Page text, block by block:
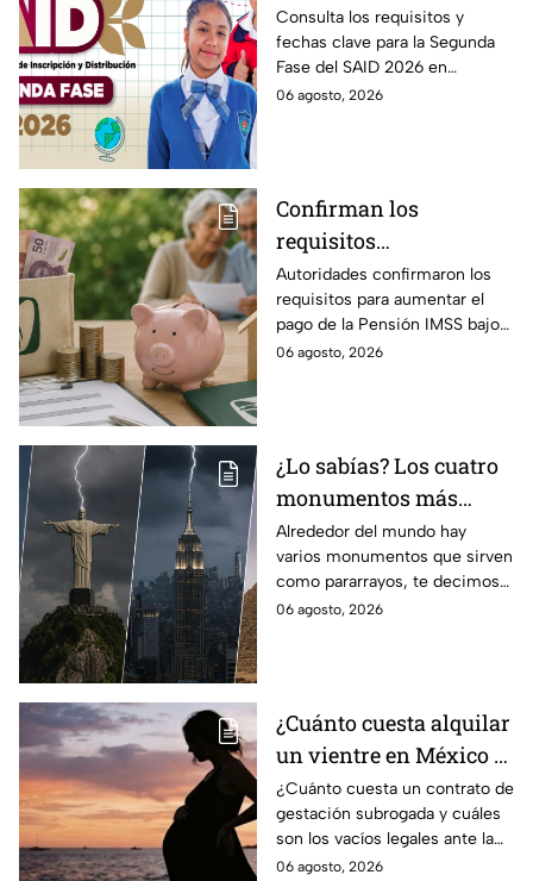
Edomex para grados
intermedios: Fechas
clave y requisitos para
cambios de escuela
Consulta los requisitos y
fechas clave para la Segunda
Fase del SAID 2026 en
Edomex y asegura el traslado
06 agosto, 2026
Confirman los
requisitos
indispensables para
incrementar el pago de
la Pensión IMSS bajo el
régimen de la Ley 73
Autoridades confirmaron los
requisitos para aumentar el
pago de la Pensión IMSS bajo
la Ley 73, ¿cuáles son?
06 agosto, 2026
¿Lo sabías? Los cuatro
monumentos más
famosos del mundo que
también funcionan
como pararrayos
Alrededor del mundo hay
varios monumentos que sirven
como pararrayos, te decimos
los cuatro más icónicos y
06 agosto, 2026
¿Cuánto cuesta alquilar
un vientre en México y
en qué estados se
permite la gestación
subrogada?
¿Cuánto cuesta un contrato de
gestación subrogada y cuáles
son los vacíos legales ante la
falta de una ley federal que
06 agosto, 2026